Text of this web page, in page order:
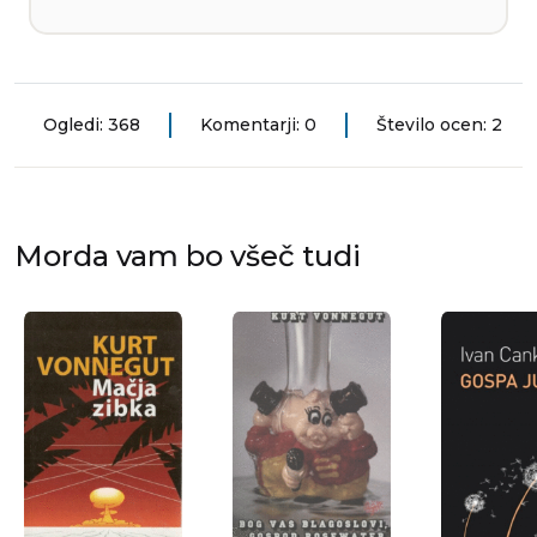
Ogledi: 368 Komentarji: 0 Število ocen: 2
Morda vam bo všeč tudi